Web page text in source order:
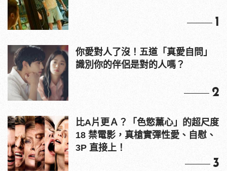
1
你愛對人了沒！五道「真愛自問」
識別你的伴侶是對的人嗎？
2
比A片更Ａ？「色慾薰心」的超尺度
18 禁電影，真槍實彈性愛、自慰、
3P 直接上！
3